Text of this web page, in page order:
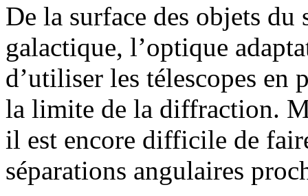
De la surface des objets du
galactique, l’optique
d’utiliser les télescopes en
la limite de la diffraction.
il est encore difficile de
séparations angulaires